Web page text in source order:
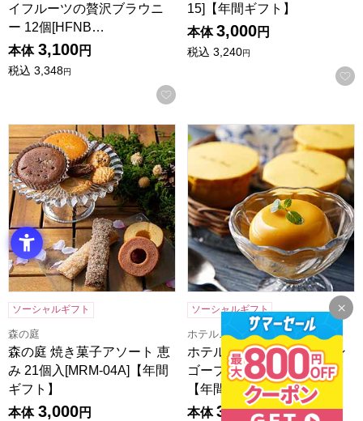
イフルーツの贅沢ブラウニ
ー 12個[HFNB…
本体 3,100円
税込 3,348円
お気に入りに登録する
15]【年間ギフト】
本体 3,000円
税込 3,240円
森の庭 焼き菓子アソート 恵み 21個入[MRM-04A]【年間ギフ
ソーシャルギフト
森の庭
森の庭 焼き菓子アソート 恵
み 21個入[MRM-04A]【年間
ギフト】
本体 3,000円
ホテルニューオータニ マン
ソーシャルギフト
ホテルニューオータニ
ホテルニューオータニ マン
ゴープリン 5個入[OMP-30]
【年間ギフ…
本体 3,000円